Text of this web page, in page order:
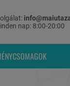
nap: 8:00-20:00